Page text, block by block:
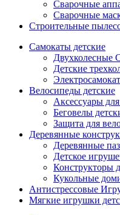
Сварочные
Сварочные
Строительные
Самокаты детские
Двухколесные
Детские
Велосипеды детские
Аксессуары
Беговелы
Защита для
Деревянные
Деревянные
Детское
Конструкторы
Кукольные
Антистрессовые
Мягкие игрушки